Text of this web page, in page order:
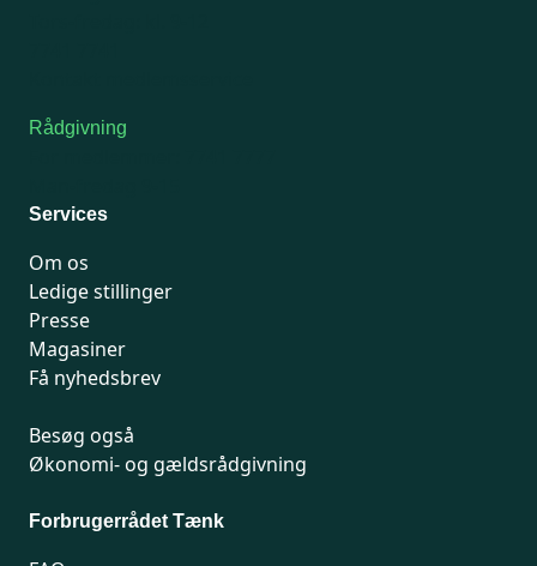
Rådgivning
Services
Om os
Ledige stillinger
Presse
Magasiner
Få nyhedsbrev
Besøg også
Økonomi- og gældsrådgivning
Forbrugerrådet Tænk